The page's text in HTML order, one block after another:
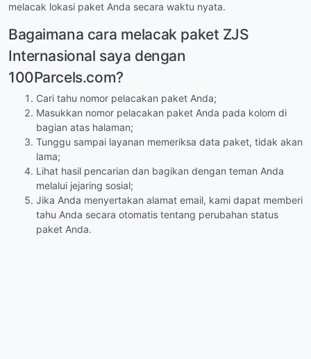
melacak lokasi paket Anda secara waktu nyata.
Bagaimana cara melacak paket ZJS
Internasional saya dengan
100Parcels.com?
Cari tahu nomor pelacakan paket Anda;
Masukkan nomor pelacakan paket Anda pada kolom di
bagian atas halaman;
Tunggu sampai layanan memeriksa data paket, tidak akan
lama;
Lihat hasil pencarian dan bagikan dengan teman Anda
melalui jejaring sosial;
Jika Anda menyertakan alamat email, kami dapat memberi
tahu Anda secara otomatis tentang perubahan status
paket Anda.